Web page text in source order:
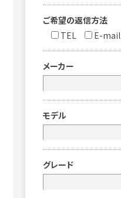
ご希望の返信方法
TEL
E-mail
メーカー
モデル
グレード